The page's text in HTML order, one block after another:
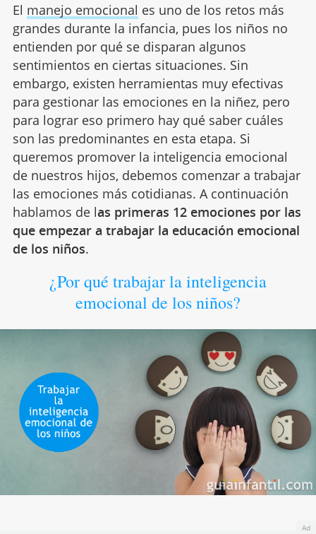
El manejo emocional es uno de los retos más
grandes durante la infancia, pues los niños no
entienden por qué se disparan algunos
sentimientos en ciertas situaciones. Sin
embargo, existen herramientas muy efectivas
para gestionar las emociones en la niñez, pero
para lograr eso primero hay qué saber cuáles
son las predominantes en esta etapa. Si
queremos promover la inteligencia emocional
de nuestros hijos, debemos comenzar a trabajar
las emociones más cotidianas. A continuación
hablamos de las primeras 12 emociones por las
que empezar a trabajar la educación emocional
de los niños.
¿Por qué trabajar la inteligencia
emocional de los niños?
Ad